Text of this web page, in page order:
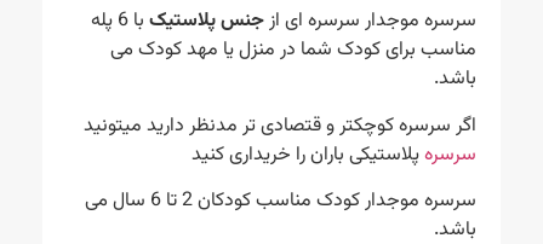
سرسره موجدار سرسره ای ازجنس پلاستیک
با 6 پله
مناسب برای کودک شما در منزل یا مهد کودک می
اگر سرسره کوچکتر و قتصادی تر مدنظر دارید میتونید
پلاستیکی باران را خریداری کنید
سرسره موجدار کودک مناسب کودکان 2 تا 6 سال می